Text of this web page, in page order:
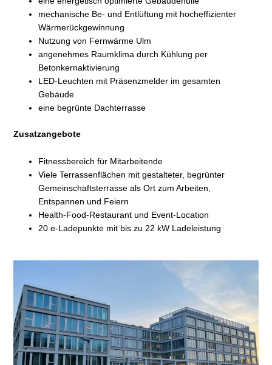
mechanische Be- und Entlüftung mit hocheffizienter
Wärmerückgewinnung
Nutzung von Fernwärme Ulm
angenehmes Raumklima durch Kühlung per
Betonkernaktivierung
LED-Leuchten mit Präsenzmelder im gesamten
Gebäude
eine begrünte Dachterrasse
Zusatzangebote
Fitnessbereich für Mitarbeitende
Viele Terrassenflächen mit gestalteter, begrünter
Gemeinschaftsterrasse als Ort zum Arbeiten,
Entspannen und Feiern
Health-Food-Restaurant und Event-Location
20 e-Ladepunkte mit bis zu 22 kW Ladeleistung